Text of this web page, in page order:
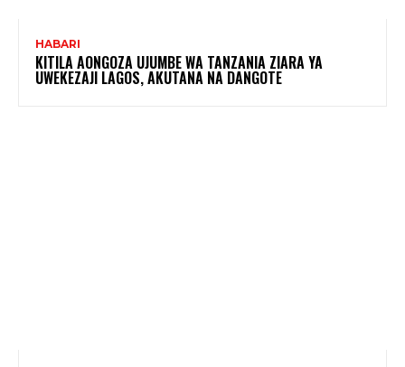
HABARI
KITILA AONGOZA UJUMBE WA TANZANIA ZIARA YA
UWEKEZAJI LAGOS, AKUTANA NA DANGOTE